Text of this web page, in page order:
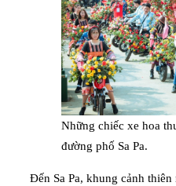
Những chiếc xe hoa
đường phố Sa Pa.
Đến Sa Pa, khung cảnh